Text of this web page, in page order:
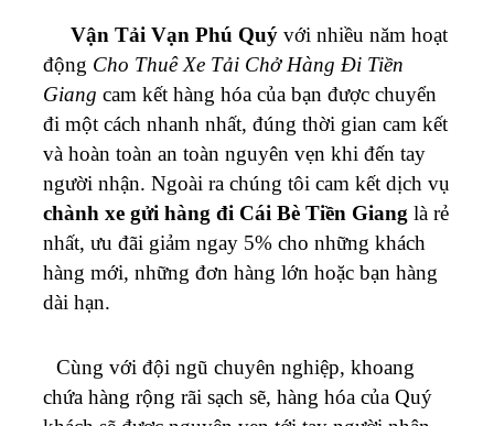
Vận Tải Vạn Phú Quý với nhiều năm hoạt
động Cho Thuê Xe Tải Chở Hàng Đi Tiền
Giang cam kết hàng hóa của bạn được chuyển
đi một cách nhanh nhất, đúng thời gian cam kết
và hoàn toàn an toàn nguyên vẹn khi đến tay
người nhận. Ngoài ra chúng tôi cam kết dịch vụ
chành xe gửi hàng đi Cái Bè Tiền Giang là rẻ
nhất, ưu đãi giảm ngay 5% cho những khách
hàng mới, những đơn hàng lớn hoặc bạn hàng
dài hạn.
Cùng với đội ngũ chuyên nghiệp, khoang
chứa hàng rộng rãi sạch sẽ, hàng hóa của Quý